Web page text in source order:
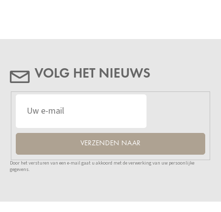
VOLG HET NIEUWS
VERZENDEN NAAR
Door het versturen van een e-mail gaat u akkoord met de verwerking van uw persoonlijke
gegevens.